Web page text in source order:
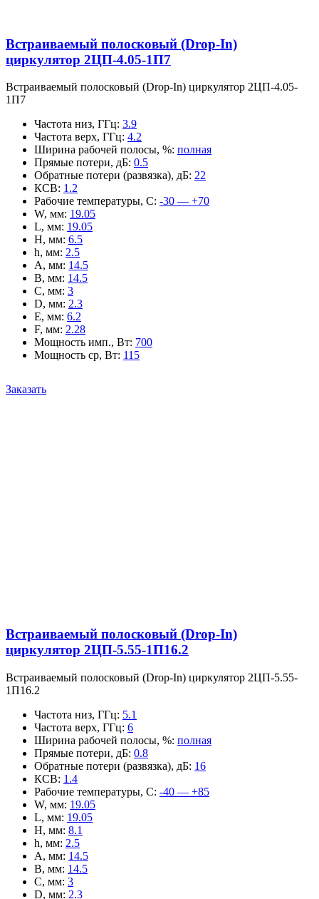
Встраиваемый полосковый (Drop-In)
циркулятор 2ЦП-4.05-1П7
Встраиваемый полосковый (Drop-In) циркулятор 2ЦП-4.05-
1П7
Частота низ, ГГц: 3.9
Частота верх, ГГц: 4.2
Ширина рабочей полосы, %: полная
Прямые потери, дБ: 0.5
Обратные потери (развязка), дБ: 22
КСВ: 1.2
Рабочие температуры, С: -30 — +70
W, мм: 19.05
L, мм: 19.05
H, мм: 6.5
h, мм: 2.5
A, мм: 14.5
B, мм: 14.5
C, мм: 3
D, мм: 2.3
E, мм: 6.2
F, мм: 2.28
Мощность имп., Вт: 700
Мощность ср, Вт: 115
Заказать
Встраиваемый полосковый (Drop-In)
циркулятор 2ЦП-5.55-1П16.2
Встраиваемый полосковый (Drop-In) циркулятор 2ЦП-5.55-
1П16.2
Частота низ, ГГц: 5.1
Частота верх, ГГц: 6
Ширина рабочей полосы, %: полная
Прямые потери, дБ: 0.8
Обратные потери (развязка), дБ: 16
КСВ: 1.4
Рабочие температуры, С: -40 — +85
W, мм: 19.05
L, мм: 19.05
H, мм: 8.1
h, мм: 2.5
A, мм: 14.5
B, мм: 14.5
C, мм: 3
D, мм: 2.3